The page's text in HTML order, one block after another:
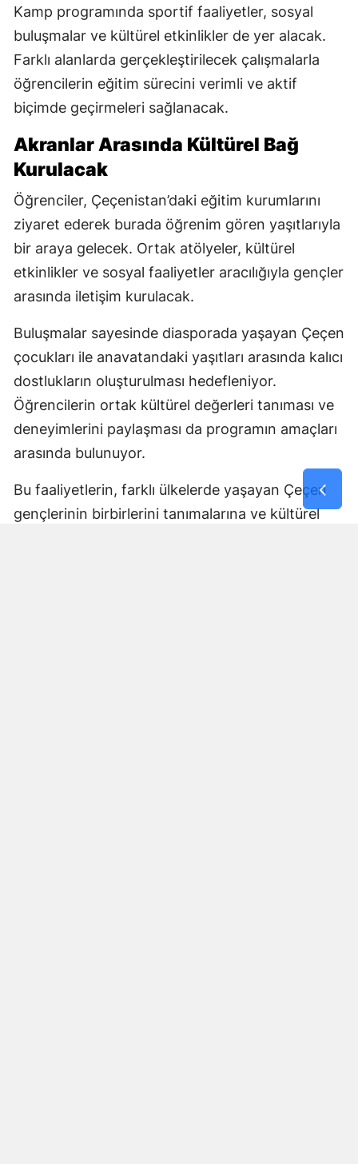
Kamp programında sportif faaliyetler, sosyal
buluşmalar ve kültürel etkinlikler de yer alacak.
Farklı alanlarda gerçekleştirilecek çalışmalarla
öğrencilerin eğitim sürecini verimli ve aktif
biçimde geçirmeleri sağlanacak.
Akranlar Arasında Kültürel Bağ
Kurulacak
Öğrenciler, Çeçenistan’daki eğitim kurumlarını
ziyaret ederek burada öğrenim gören yaşıtlarıyla
bir araya gelecek. Ortak atölyeler, kültürel
etkinlikler ve sosyal faaliyetler aracılığıyla gençler
arasında iletişim kurulacak.
Buluşmalar sayesinde diasporada yaşayan Çeçen
çocukları ile anavatandaki yaşıtları arasında kalıcı
dostlukların oluşturulması hedefleniyor.
Öğrencilerin ortak kültürel değerleri tanıması ve
deneyimlerini paylaşması da programın amaçları
arasında bulunuyor.
Bu faaliyetlerin, farklı ülkelerde yaşayan Çeçen
gençlerinin birbirlerini tanımalarına ve kültürel